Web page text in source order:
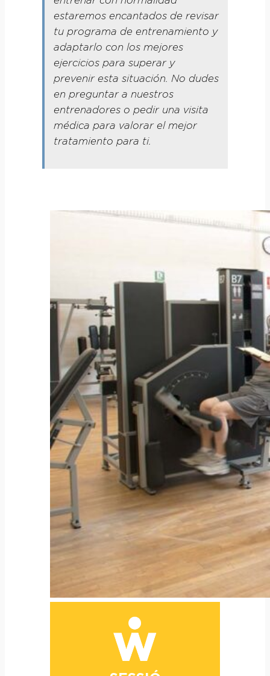
estaremos encantados de revisar
tu programa de entrenamiento y
adaptarlo con los mejores
ejercicios para superar y
prevenir esta situación. No dudes
en preguntar a nuestros
entrenadores o pedir una visita
médica para valorar el mejor
tratamiento para ti.